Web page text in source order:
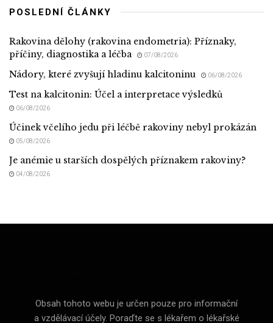
POSLEDNÍ ČLÁNKY
Rakovina dělohy (rakovina endometria): Příznaky,
příčiny, diagnostika a léčba
07/08/2026
Nádory, které zvyšují hladinu kalcitoninu 06/08/2026
Test na kalcitonin: Účel a interpretace výsledků
06/08/2026
Účinek včelího jedu při léčbě rakoviny nebyl prokázán
05/08/2026
Je anémie u starších dospělých příznakem rakoviny?
04/08/2026
Obsah tohoto webu je určen pouze pro informační
a vzdělávací účely. Poraďte se s lékařem o lékařské